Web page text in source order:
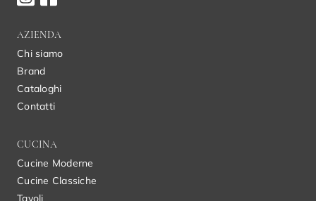
AZIENDA
Chi siamo
Brand
Cataloghi
Contatti
CUCINA
Cucine Moderne
Cucine Classiche
Tavoli